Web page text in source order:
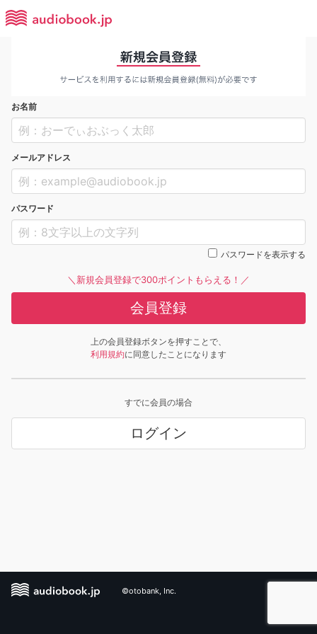
お名前
メールアドレス
パスワード
パスワードを表示する
＼新規会員登録で300ポイントもらえる！／
会員登録
上の会員登録ボタンを押すことで、
利用規約に同意したことになります
すでに会員の場合
ログイン
©otobank, Inc.